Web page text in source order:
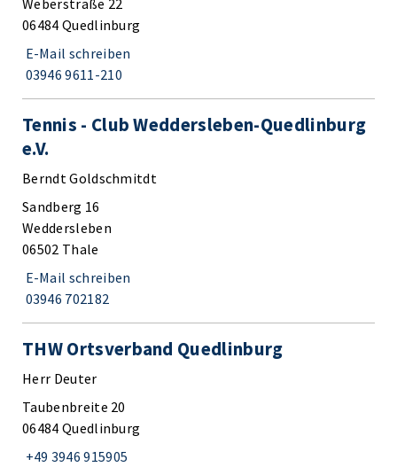
06484 Quedlinburg
E-Mail schreiben
03946 9611-210
Tennis - Club Weddersleben-Quedlinburg
e.V.
Berndt Goldschmitdt
Sandberg 16
Weddersleben
06502 Thale
E-Mail schreiben
03946 702182
THW Ortsverband Quedlinburg
Herr Deuter
Taubenbreite 20
06484 Quedlinburg
+49 3946 915905